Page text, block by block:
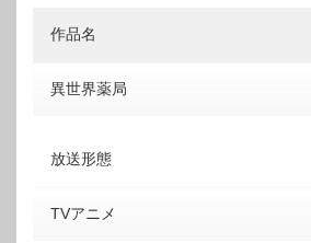
作品名
異世界薬局
放送形態
TVアニメ